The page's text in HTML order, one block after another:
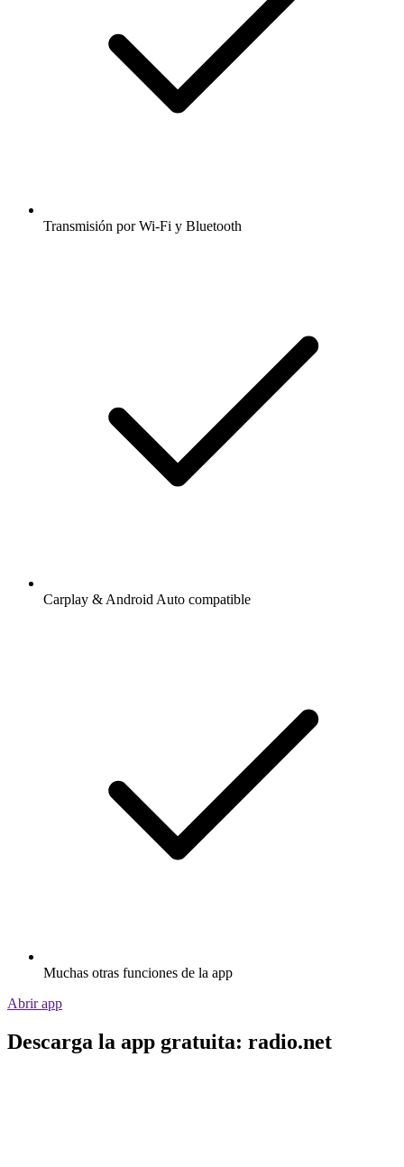
Transmisión por Wi-Fi y Bluetooth
Carplay & Android Auto compatible
Muchas otras funciones de la app
Abrir app
Descarga la app gratuita: radio.net